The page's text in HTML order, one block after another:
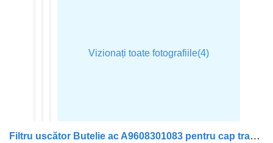
Filtru uscător Butelie ac A9608301083 pentru cap tractor Mercedes-Benz ACTROS MP4